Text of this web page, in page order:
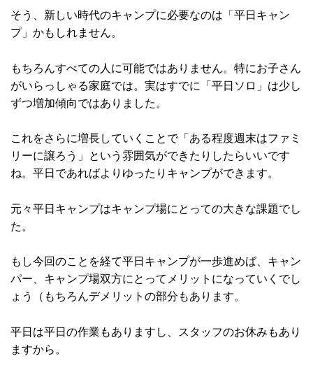
そう、新しい時代のキャンプに必要なのは「平日キャン
プ」かもしれません。
もちろんすべての人に可能ではありません。特にお子さん
がいらっしゃる家庭では。実はすでに「平日ソロ」は少し
ずつ増加傾向ではありました。
これをさらに増長していくことで「ある程度週末はファミ
リーに譲ろう」という雰囲気ができたりしたらいいです
ね。平日であればよりゆったりキャンプができます。
元々平日キャンプはキャンプ場にとっての大きな課題でし
た。
もし今回のことを経て平日キャンプが一歩進めば、キャン
パー、キャンプ場双方にとってメリットになっていくでし
ょう（もちろんデメリットの部分もあります。
平日は平日の作業もありますし、スタッフのお休みもあり
ますから。